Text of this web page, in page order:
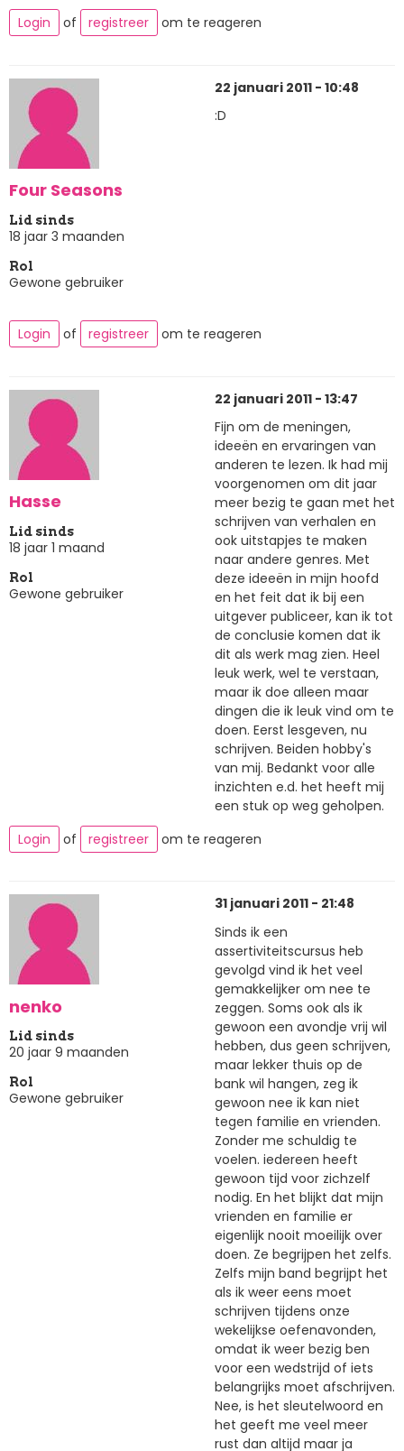
Login
of registreer om te reageren
Four Seasons
Lid sinds
18 jaar 3 maanden
Rol
Gewone gebruiker
22 januari 2011 - 10:48
:D
Login of registreer om te reageren
Hasse
Lid sinds
18 jaar 1 maand
Rol
Gewone gebruiker
22 januari 2011 - 13:47
Fijn om de meningen,
ideeën en ervaringen van
anderen te lezen. Ik had mij
voorgenomen om dit jaar
meer bezig te gaan met het
schrijven van verhalen en
ook uitstapjes te maken
naar andere genres. Met
deze ideeën in mijn hoofd
en het feit dat ik bij een
uitgever publiceer, kan ik tot
de conclusie komen dat ik
dit als werk mag zien. Heel
leuk werk, wel te verstaan,
maar ik doe alleen maar
dingen die ik leuk vind om te
doen. Eerst lesgeven, nu
schrijven. Beiden hobby's
van mij. Bedankt voor alle
inzichten e.d. het heeft mij
een stuk op weg geholpen.
Login
of registreer om te reageren
nenko
Lid sinds
20 jaar 9 maanden
Rol
Gewone gebruiker
31 januari 2011 - 21:48
Sinds ik een
assertiviteitscursus heb
gevolgd vind ik het veel
gemakkelijker om nee te
zeggen. Soms ook als ik
gewoon een avondje vrij wil
hebben, dus geen schrijven,
maar lekker thuis op de
bank wil hangen, zeg ik
gewoon nee ik kan niet
tegen familie en vrienden.
Zonder me schuldig te
voelen. iedereen heeft
gewoon tijd voor zichzelf
nodig. En het blijkt dat mijn
vrienden en familie er
eigenlijk nooit moeilijk over
doen. Ze begrijpen het zelfs.
Zelfs mijn band begrijpt het
als ik weer eens moet
schrijven tijdens onze
wekelijkse oefenavonden,
omdat ik weer bezig ben
voor een wedstrijd of iets
belangrijks moet afschrijven.
Nee, is het sleutelwoord en
het geeft me veel meer
rust dan altijd maar ja